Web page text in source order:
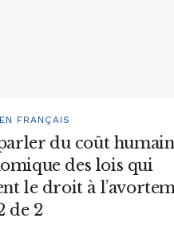
FRANÇAIS
du coût
des lois qui
le droit à
de 2